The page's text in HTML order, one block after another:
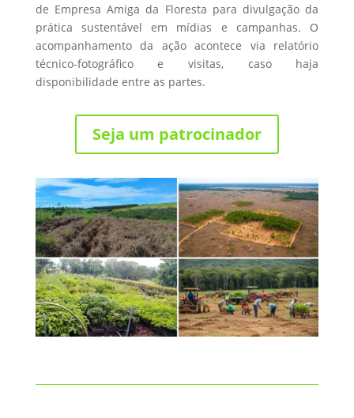
de Empresa Amiga da Floresta para divulgação da
prática sustentável em mídias e campanhas. O
acompanhamento da ação acontece via relatório
técnico-fotográfico e visitas, caso haja
disponibilidade entre as partes.
Seja um patrocinador